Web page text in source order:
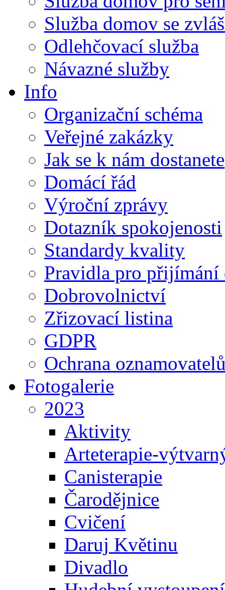
Služba domov se
Odlehčovací služba
Návazné služby
Info
Organizační schéma
Veřejné zakázky
Jak se k nám dostanete
Domácí řád
Výroční zprávy
Dotazník spokojenosti
Standardy kvality
Pravidla pro přijímání
Dobrovolnictví
Zřizovací listina
GDPR
Ochrana
Fotogalerie
2023
Aktivity
Arteterapie-
Canisterapie
Čarodějnice
Cvičení
Daruj Květinu
Divadlo